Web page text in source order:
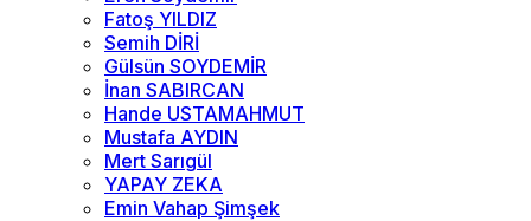
Fatoş YILDIZ
Semih DİRİ
Gülsün SOYDEMİR
İnan SABIRCAN
Hande USTAMAHMUT
Mustafa AYDIN
Mert Sarıgül
YAPAY ZEKA
Emin Vahap Şimşek